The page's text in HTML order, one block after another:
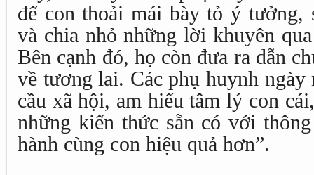
để con thoải mái bày tỏ ý tưởng,
và chia nhỏ những lời khuyên
Bên cạnh đó, họ còn đưa ra dẫn
về tương lai. Các phụ huynh
cầu xã hội, am hiểu tâm lý con
những kiến thức sẵn có với
hành cùng con hiệu quả hơn”.